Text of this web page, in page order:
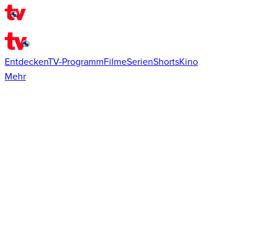
EntdeckenTV-ProgrammFilmeSerienShortsKino
Mehr